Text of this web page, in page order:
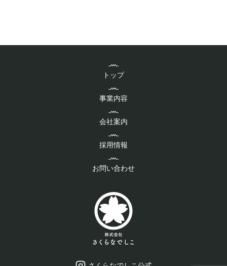
トップ
事業内容
会社案内
採用情報
お問い合わせ